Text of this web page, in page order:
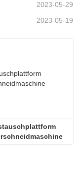
Luft
Ray Tools
2023-05-29
2023-05-19